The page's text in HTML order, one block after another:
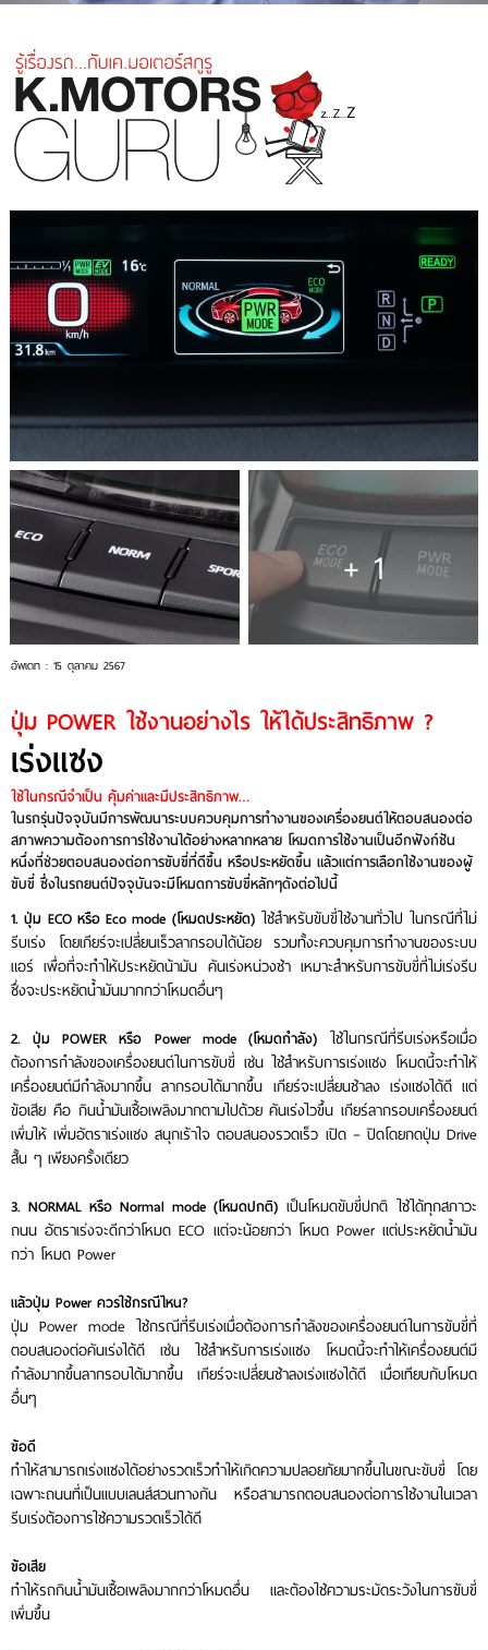
+ 1
อัพเดท : 15 ตุลาคม 2567
ปุ่ม POWER ใช้งานอย่างไร ให้ได้ประสิทธิภาพ ?
เร่งแซง
ใช้ในกรณีจำเป็น คุ้มค่าและมีประสิทธิภาพ…
ในรถรุ่นปัจจุบันมีการพัฒนาระบบควบคุมการทำงานของเครื่องยนต์ให้ตอบสนองต่อ
สภาพความต้องการการใช้งานได้อย่างหลากหลาย โหมดการใช้งานเป็นอีกฟังก์ชัน
หนึ่งที่ช่วยตอบสนองต่อการขับขี่ที่ดีขึ้น หรือประหยัดขึ้น แล้วแต่การเลือกใช้งานของผู้
ขับขี่ ซึ่งในรถยนต์ปัจจุบันจะมีโหมดการขับขี่หลักๆดังต่อไปนี้
1. ปุ่ม ECO หรือ Eco mode (โหมดประหยัด)ใช้สำหรับขับขี่ใช้งานทั่วไป ในกรณีที่ไม่
รีบเร่ง โดยเกียร์จะเปลี่ยนเร็วลากรอบได้น้อย รวมทั้งะควบคุมการทำงานของระบบ
แอร์ เพื่อที่จะทำให้ประหยัดน้ามัน คันเร่งหน่วงช้า เหมาะสำหรับการขับขี่ที่ไม่เร่งรีบ
ซึ่งจะประหยัดน้ำมันมากกว่าโหมดอื่นๆ
2. ปุ่ม POWER หรือ Power mode (โหมดกำลัง)ใช้ในกรณีที่รีบเร่งหรือเมื่อ
ต้องการกำลังของเครื่องยนต์ในการขับขี่ เช่น ใช้สำหรับการเร่งแซง โหมดนี้จะทำให้
เครื่องยนต์มีกำลังมากขึ้น ลากรอบได้มากขึ้น เกียร์จะเปลี่ยนช้าลง เร่งแซงได้ดี แต่
ข้อเสีย คือ กินน้ำมันเชื้อเพลิงมากตามไปด้วย คันเร่งไวขึ้น เกียร์ลากรอบเครื่องยนต์
เพิ่มให้ เพิ่มอัตราเร่งแซง สนุกเร้าใจ ตอบสนองรวดเร็ว เปิด – ปิดโดยกดปุ่ม Drive
สั้น ๆ เพียงครั้งเดียว
3. NORMAL หรือ Normal mode (โหมดปกติ) เป็นโหมดขับขี่ปกติ ใช้ได้ทุกสภาวะ
ถนน อัตราเร่งจะดีกว่าโหมด ECO แต่จะน้อยกว่า โหมด Power แต่ประหยัดน้ำมัน
กว่า โหมด Power
แล้วปุ่ม Power ควรใช้กรณีไหน?
ปุ่ม Power mode ใช้กรณีที่รีบเร่งเมื่อต้องการกำลังของเครื่องยนต์ในการขับขี่ที่
ตอบสนองต่อคันเร่งได้ดี เช่น ใช้สำหรับการเร่งแซง โหมดนี้จะทำให้เครื่องยนต์มี
กำลังมากขึ้นลากรอบได้มากขึ้น เกียร์จะเปลี่ยนช้าลงเร่งแซงได้ดี เมื่อเทียบกับโหมด
อื่นๆ
ข้อดี
ทำให้สามารถเร่งแซงได้อย่างรวดเร็วทำให้เกิดความปลอยภัยมากขึ้นในขณะขับขี่ โดย
เฉพาะถนนที่เป็นแบบเลนส์สวนทางกัน หรือสามารถตอบสนองต่อการใช้งานในเวลา
รีบเร่งต้องการใช้ความรวดเร็วได้ดี
ข้อเสีย
ทำให้รถกินน้ำมันเชื้อเพลิงมากกว่าโหมดอื่น และต้องใช้ความระมัดระวังในการขับขี่
เพิ่มขึ้น